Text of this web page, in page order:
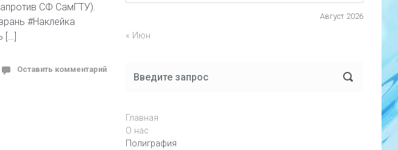
СФ СамГТУ).
#Наклейка
[…]
Оставить комментарий
Август 2026
« Июн
Главная
О нас
Полиграфия